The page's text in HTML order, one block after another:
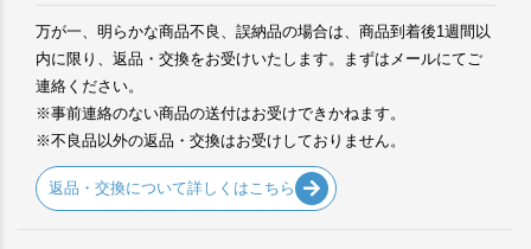
万が一、明らかな商品不良、誤納品の場合は、商品到着後1週間以
内に限り、返品・交換をお受けいたします。まずはメールにてご
連絡ください。
※事前連絡のない商品の送付はお受けできかねます。
※不良品以外の返品・交換はお受けしておりません。
返品・交換について詳しくはこちら